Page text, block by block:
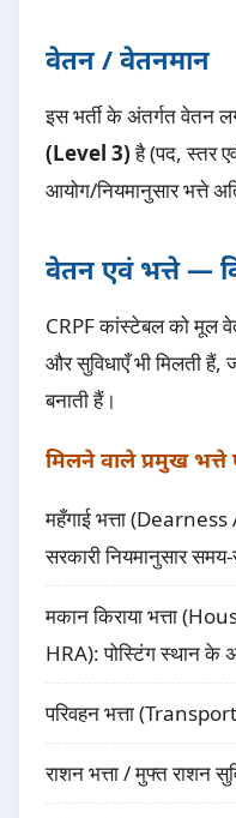
वेतन / वेतनमान
इस भर्ती के अंतर्गत वेतन
(Level 3)है (पद, स्तर
आयोग/नियमानुसार भत्ते
वेतन एवं भत्ते —
CRPF कांस्टेबल को मूल
और सुविधाएँ भी मिलती
बनाती हैं।
मिलने वाले प्रमुख भत्ते
महँगाई भत्ता
सरकारी नियमानुसार
मकान किराया भत्ता
HRA): पोस्टिंग स्थान के
परिवहन भत्ता
राशन भत्ता / मुफ्त राशन